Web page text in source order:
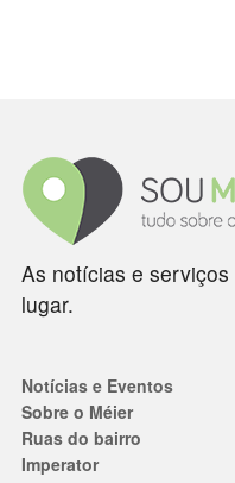
As notícias e
lugar.
Notícias e Eventos
Sobre o Méier
Ruas do bairro
Imperator